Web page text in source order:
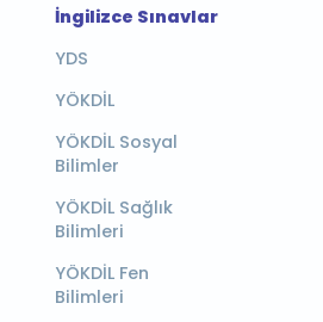
İngilizce Sınavlar
YDS
YÖKDİL
YÖKDİL Sosyal
Bilimler
YÖKDİL Sağlık
Bilimleri
YÖKDİL Fen
Bilimleri